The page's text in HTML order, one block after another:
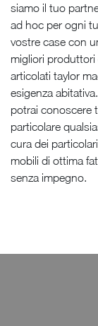
siamo il tuo
ad hoc per ogni
vostre case con
migliori
articolati taylor
esigenza
potrai conoscere
particolare
cura dei
mobili di ottima
senza impegno.